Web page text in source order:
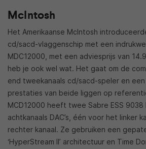
McIntosh
Het Amerikaanse McIntosh
cd/sacd-vlaggenschip met een
MDC12000, met een adviesprijs van
heb je ook wel wat. Het gaat om de
end tweekanaals cd/sacd-speler en een
prestaties van beide liggen op
MCD12000 heeft twee Sabre ESS 9038
achtkanaals DAC’s, één voor het linker
rechter kanaal. Ze gebruiken een
‘HyperStream II’ architectuur en Time